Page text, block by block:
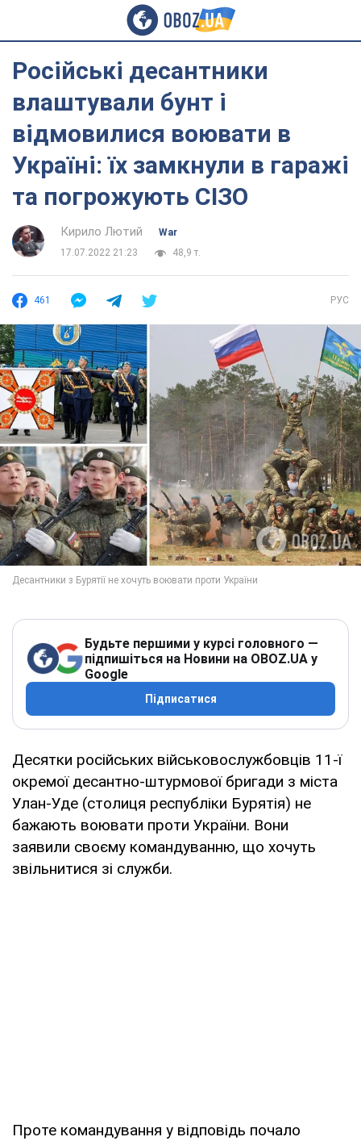
Російські десантники
влаштували бунт і
відмовилися воювати в
Україні: їх замкнули в гаражі
та погрожують СІЗО
Кирило Лютий
War
17.07.2022 21:23
48,9 т.
461 РУС
Будьте першими у курсі головного —
підпишіться на Новини на OBOZ.UA у
Google
Підписатися
Десятки російських військовослужбовців 11-ї
окремої десантно-штурмової бригади з міста
Улан-Уде (столиця республіки Бурятія) не
бажають воювати проти України. Вони
заявили своєму командуванню, що хочуть
звільнитися зі служби.
Проте командування у відповідь почало